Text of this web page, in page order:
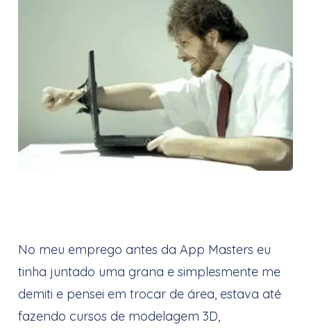
No meu emprego antes da App Masters eu
tinha juntado uma grana e simplesmente me
demiti e pensei em trocar de área, estava até
fazendo cursos de modelagem 3D,